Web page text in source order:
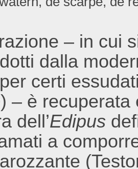
– in cui
dalla
certi
) – è recuperata
dell’Edipus
a